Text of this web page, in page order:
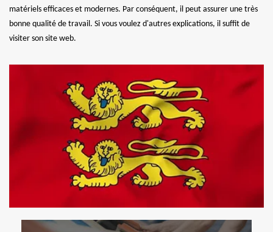
matériels efficaces et modernes. Par conséquent, il peut assurer une très
bonne qualité de travail. Si vous voulez d'autres explications, il suffit de
visiter son site web.